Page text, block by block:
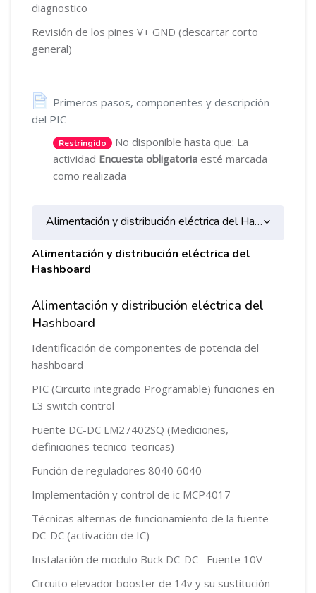
diagnostico
Revisión de los pines V+ GND (descartar corto
general)
Primeros pasos, componentes y descripción
del PICPágina
Restringido
No disponible hasta que: La
actividad Encuesta obligatoria esté marcada
como realizada
Alimentación y distribución eléctrica del Hashboard
Alimentación y distribución eléctrica del
Hashboard
Alimentación y distribución eléctrica del
Hashboard
Identificación de componentes de potencia del
hashboard
PIC (Circuito integrado Programable) funciones en
L3 switch control
Fuente DC-DC LM27402SQ (Mediciones,
definiciones tecnico-teoricas)
Función de reguladores 8040 6040
Implementación y control de ic MCP4017
Técnicas alternas de funcionamiento de la fuente
DC-DC (activación de IC)
Instalación de modulo Buck DC-DC Fuente 10V
Circuito elevador booster de 14v y su sustitución